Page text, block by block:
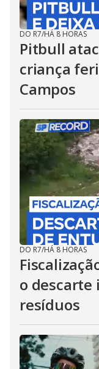
DO R7/HÁ 8 HORAS
Pitbull
criança
Campos
DO R7/HÁ 8 HORAS
o descarte
resíduos